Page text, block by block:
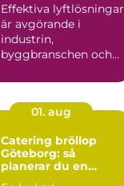
Effektiva lyftlösningar
är avgörande i
industrin,
byggbranschen och
infrastrukturprojekt....
01. aug
Catering bröllop
Göteborg: så
planerar du en